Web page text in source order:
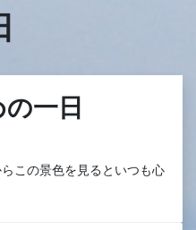
一日
この景色を見るといつも心